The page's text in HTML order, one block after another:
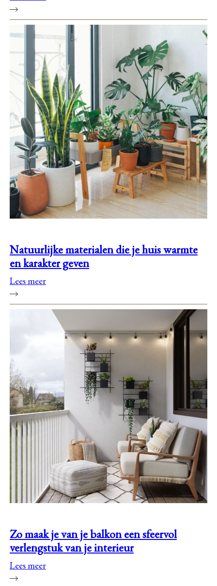
Natuurlijke materialen die je huis warmte
en karakter geven
Lees meer
Zo maak je van je balkon een sfeervol
verlengstuk van je interieur
Lees meer